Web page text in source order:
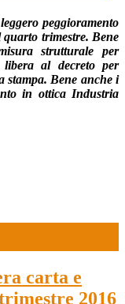
peggioramento
trimestre. Bene
strutturale per
al decreto per
stampa. Bene anche i
in ottica Industria
carta e
2016